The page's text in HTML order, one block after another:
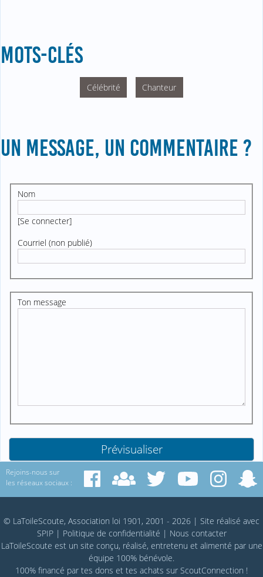
MOTS-CLÉS
Célébrité Chanteur
UN MESSAGE, UN COMMENTAIRE ?
Nom
[Se connecter]
Courriel (non publié)
Ton message
Rejoins-nous sur
les réseaux sociaux :
© LaToileScoute, Association loi 1901, 2001 - 2026 | Site réalisé avec
SPIP| Politique de confidentialité | Nous contacter
LaToileScoute est un site conçu, réalisé, entretenu et alimenté par une
équipe 100% bénévole.
100% financé par tes dons et tes achats sur ScoutConnection !